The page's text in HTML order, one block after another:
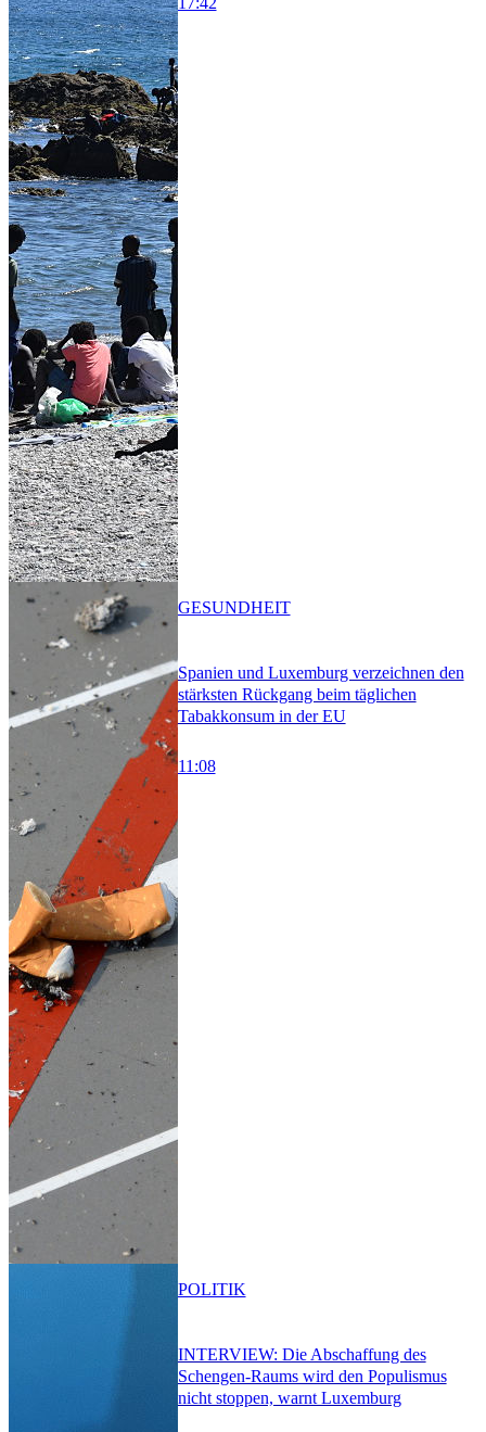
Spanien und Luxemburg verzeichnen den
stärksten Rückgang beim täglichen
Tabakkonsum in der EU
11:08
GESUNDHEIT
INTERVIEW: Die Abschaffung des
Schengen-Raums wird den Populismus
nicht stoppen, warnt Luxemburg
POLITIK